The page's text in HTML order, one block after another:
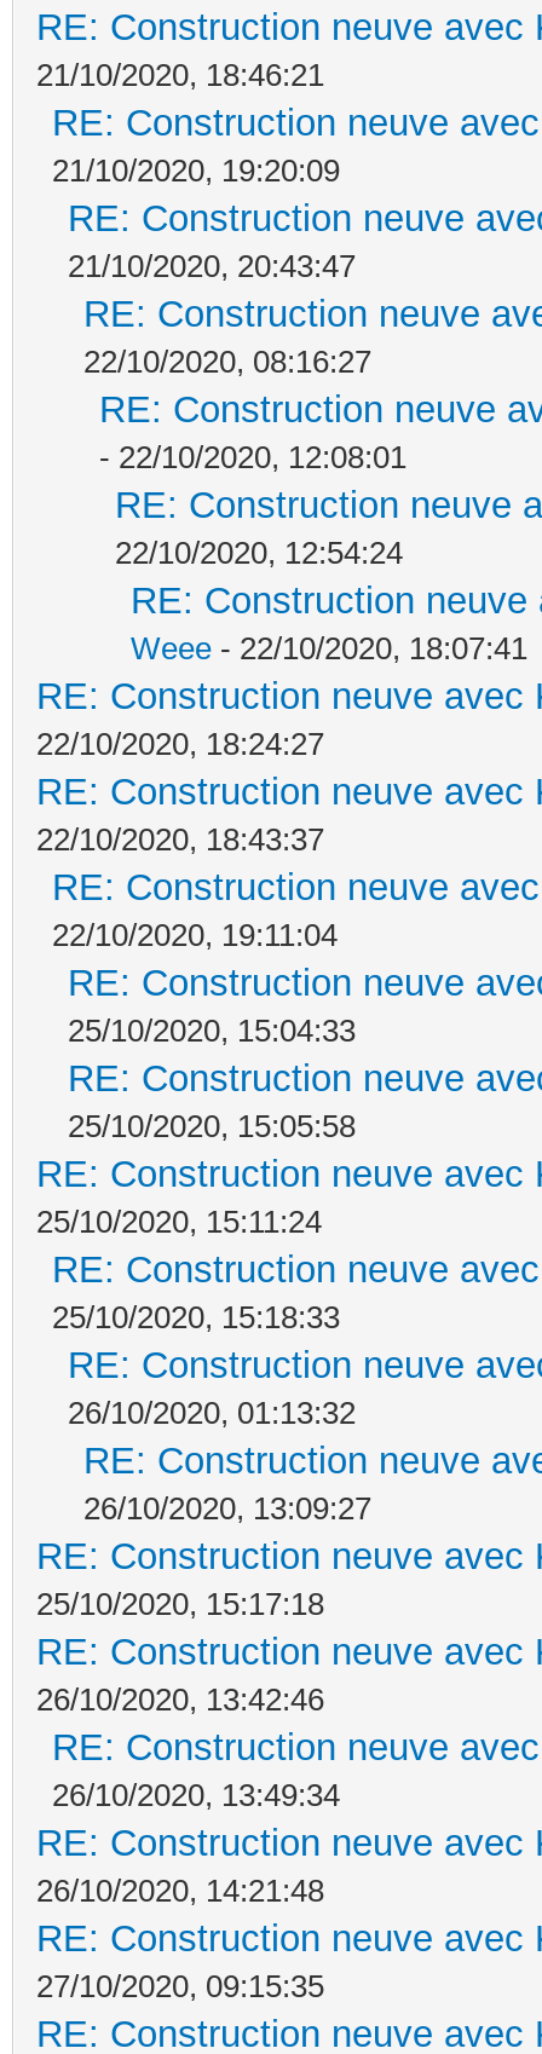
RE: Construction neuve avec
21/10/2020, 18:46:21
RE: Construction neuve
21/10/2020, 19:20:09
RE: Construction neuve
21/10/2020, 20:43:47
RE: Construction neuve
22/10/2020, 08:16:27
RE: Construction neuve
- 22/10/2020, 12:08:01
RE: Construction neuve
22/10/2020, 12:54:24
RE: Construction
Weee - 22/10/2020, 18:07:41
RE: Construction neuve avec
22/10/2020, 18:24:27
RE: Construction neuve avec
22/10/2020, 18:43:37
RE: Construction neuve
22/10/2020, 19:11:04
RE: Construction neuve
25/10/2020, 15:04:33
RE: Construction neuve
25/10/2020, 15:05:58
RE: Construction neuve avec
25/10/2020, 15:11:24
RE: Construction neuve
25/10/2020, 15:18:33
RE: Construction neuve
26/10/2020, 01:13:32
RE: Construction neuve
26/10/2020, 13:09:27
RE: Construction neuve avec
25/10/2020, 15:17:18
RE: Construction neuve avec
26/10/2020, 13:42:46
RE: Construction neuve
26/10/2020, 13:49:34
RE: Construction neuve avec
26/10/2020, 14:21:48
RE: Construction neuve avec
27/10/2020, 09:15:35
RE: Construction neuve avec